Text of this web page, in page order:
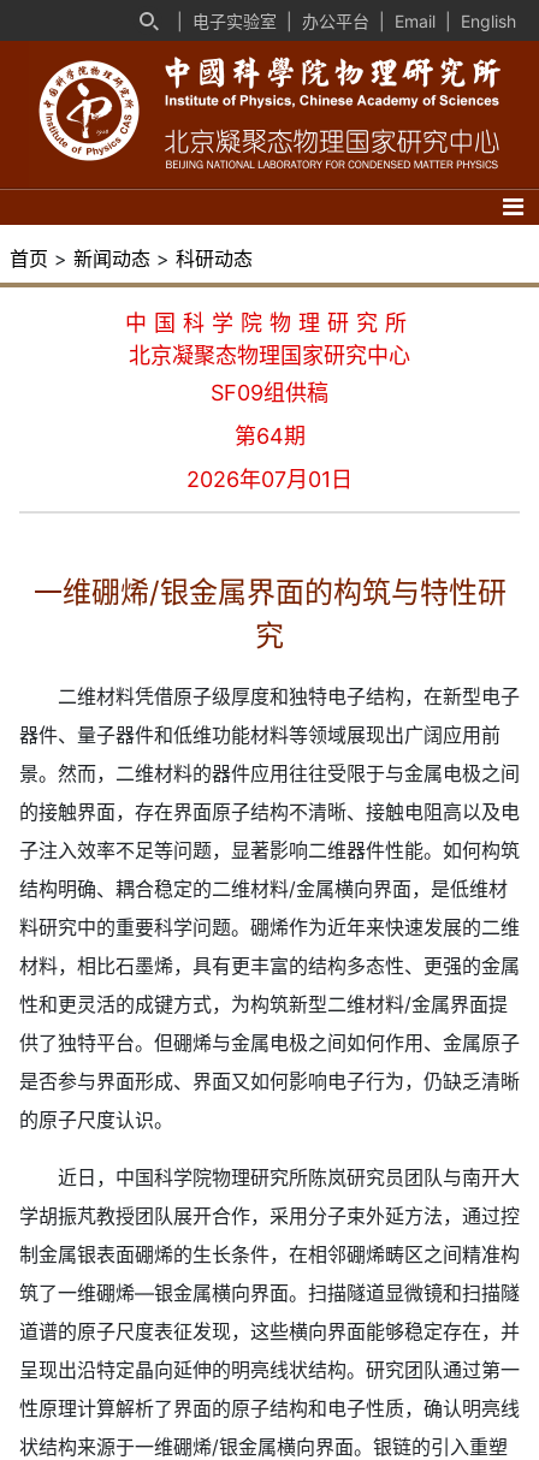
电子实验室 办公平台 Email English
首页 > 新闻动态 > 科研动态
中国科学院物理研究所
北京凝聚态物理国家研究中心
SF09组供稿
第64期
2026年07月01日
一维硼烯/银金属界面的构筑与特性研
究
二维材料凭借原子级厚度和独特电子结构，在新型电子
器件、量子器件和低维功能材料等领域展现出广阔应用前
景。然而，二维材料的器件应用往往受限于与金属电极之间
的接触界面，存在界面原子结构不清晰、接触电阻高以及电
子注入效率不足等问题，显著影响二维器件性能。如何构筑
结构明确、耦合稳定的二维材料/金属横向界面，是低维材
料研究中的重要科学问题。硼烯作为近年来快速发展的二维
材料，相比石墨烯，具有更丰富的结构多态性、更强的金属
性和更灵活的成键方式，为构筑新型二维材料/金属界面提
供了独特平台。但硼烯与金属电极之间如何作用、金属原子
是否参与界面形成、界面又如何影响电子行为，仍缺乏清晰
的原子尺度认识。
近日，中国科学院物理研究所陈岚研究员团队与南开大
学胡振芃教授团队展开合作，采用分子束外延方法，通过控
制金属银表面硼烯的生长条件，在相邻硼烯畴区之间精准构
筑了一维硼烯—银金属横向界面。扫描隧道显微镜和扫描隧
道谱的原子尺度表征发现，这些横向界面能够稳定存在，并
呈现出沿特定晶向延伸的明亮线状结构。研究团队通过第一
性原理计算解析了界面的原子结构和电子性质，确认明亮线
状结构来源于一维硼烯/银金属横向界面。银链的引入重塑